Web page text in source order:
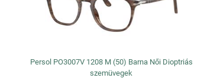
Persol PO3007V 1208 M (50) Barna Női Dioptriás
szemüvegek